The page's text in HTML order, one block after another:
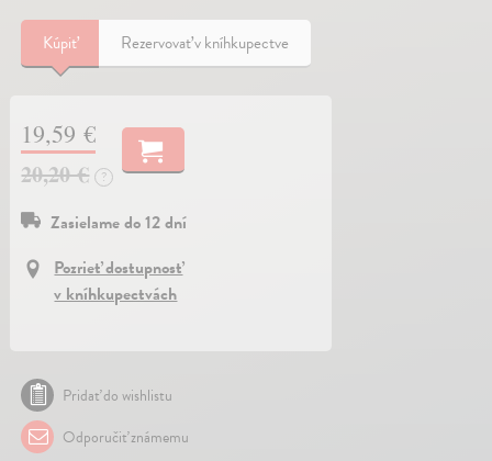
Kúpiť Rezervovať v kníhkupectve
19,59 €
20,20 €
?
Zasielame do 12 dní
Pozrieť dostupnosť
v kníhkupectvách
Pridať do wishlistu
Odporučiť známemu